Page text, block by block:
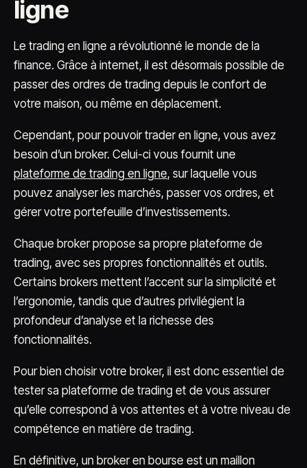
ligne
Le trading en ligne a révolutionné le monde de la
finance. Grâce à internet, il est désormais possible de
passer des ordres de trading depuis le confort de
votre maison, ou même en déplacement.
Cependant, pour pouvoir trader en ligne, vous avez
besoin d’un broker. Celui-ci vous fournit une
plateforme de trading en ligne, sur laquelle vous
pouvez analyser les marchés, passer vos ordres, et
gérer votre portefeuille d’investissements.
Chaque broker propose sa propre plateforme de
trading, avec ses propres fonctionnalités et outils.
Certains brokers mettent l’accent sur la simplicité et
l’ergonomie, tandis que d’autres privilégient la
profondeur d’analyse et la richesse des
fonctionnalités.
Pour bien choisir votre broker, il est donc essentiel de
tester sa plateforme de trading et de vous assurer
qu’elle correspond à vos attentes et à votre niveau de
compétence en matière de trading.
En définitive, un broker en bourse est un maillon